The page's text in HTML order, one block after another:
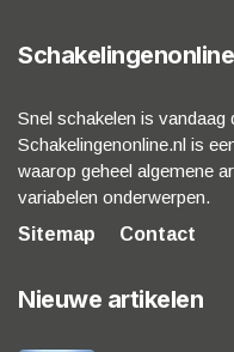
Snel schakelen is vandaag
Schakelingenonline.nl is
waarop geheel algemene
variabelen onderwerpen.
Sitemap
Contact
Nieuwe artikelen